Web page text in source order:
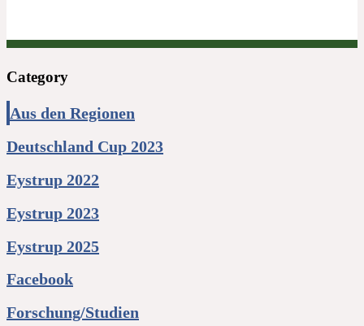
Category
Aus den Regionen
Deutschland Cup 2023
Eystrup 2022
Eystrup 2023
Eystrup 2025
Facebook
Forschung/Studien